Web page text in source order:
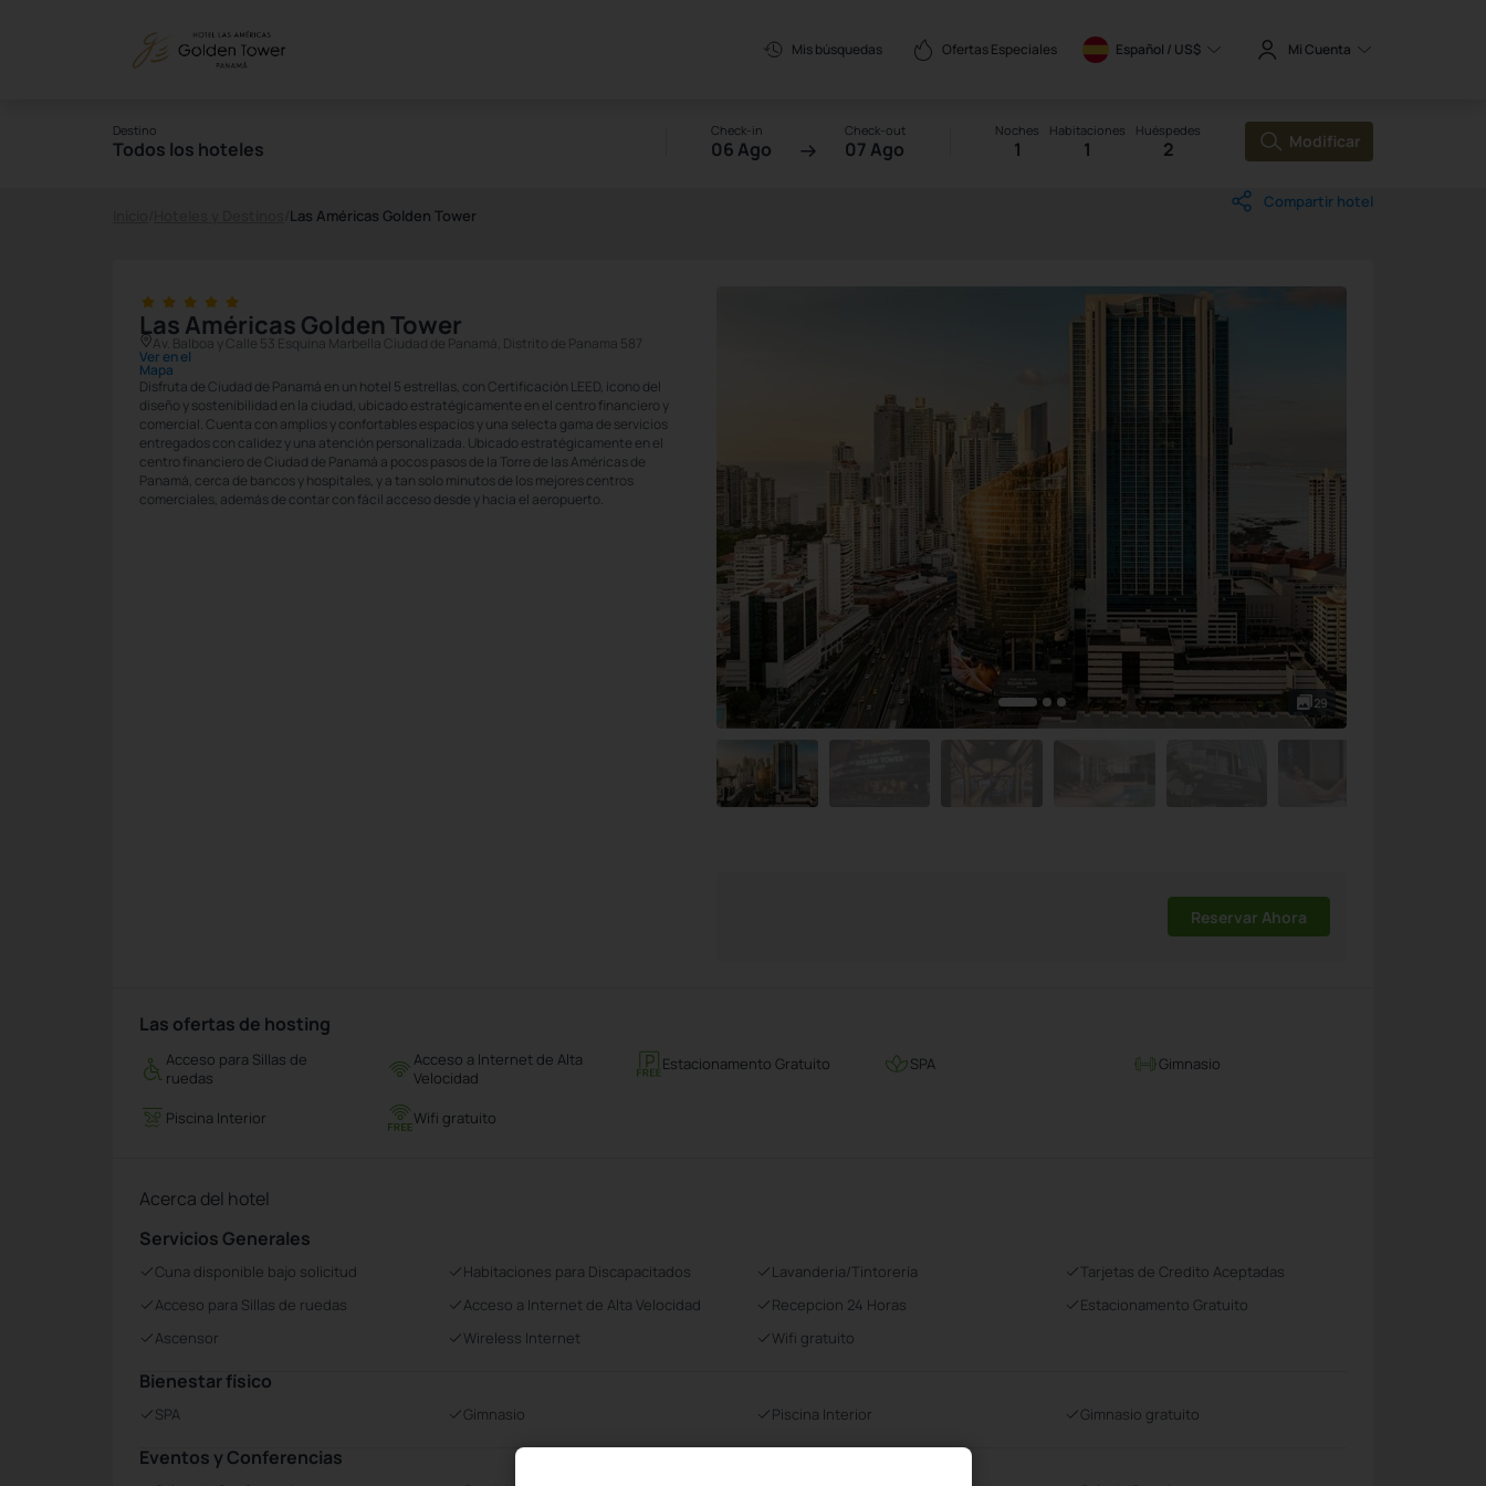
Mis búsquedas Ofertas Especiales Español / US$ Mi Cuenta
Destino
Todos los hoteles
Check-in
06 Ago
Check-out
07 Ago
Noches
1
Habitaciones
1
Huéspedes
2 Modificar
Las Américas Golden Tower
Compartir hotel
Las Américas Golden Tower
Av. Balboa y Calle 53 Esquina Marbella Ciudad de Panamá, Distrito de Panama 587
Ver en el
Mapa
Disfruta de Ciudad de Panamá en un hotel 5 estrellas, con Certificación LEED, ícono del
diseño y sostenibilidad en la ciudad, ubicado estratégicamente en el centro financiero y
comercial. Cuenta con amplios y confortables espacios y una selecta gama de servicios
entregados con calidez y una atención personalizada. Ubicado estratégicamente en el
centro financiero de Ciudad de Panamá a pocos pasos de la Torre de las Américas de
Panamá, cerca de bancos y hospitales, y a tan solo minutos de los mejores centros
comerciales, además de contar con fácil acceso desde y hacia el aeropuerto.
29
Reservar Ahora
Las ofertas de hosting
Acceso para Sillas de
ruedas
Acceso a Internet de Alta
Velocidad
Estacionamento Gratuito SPA Gimnasio
Piscina Interior Wifi gratuito
Acerca del hotel
Servicios Generales
Cuna disponible bajo solicitud Habitaciones para Discapacitados Lavanderia/Tintorería
Tarjetas de Credito Aceptadas
Acceso para Sillas de ruedas
Acceso a Internet de Alta Velocidad Recepcion 24 Horas
Estacionamento Gratuito
Ascensor
Wireless Internet Wifi gratuito
Bienestar físico
SPA Gimnasio Piscina Interior Gimnasio gratuito
Eventos y Conferencias